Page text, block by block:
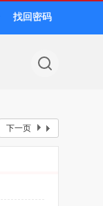
找回密码
下一页